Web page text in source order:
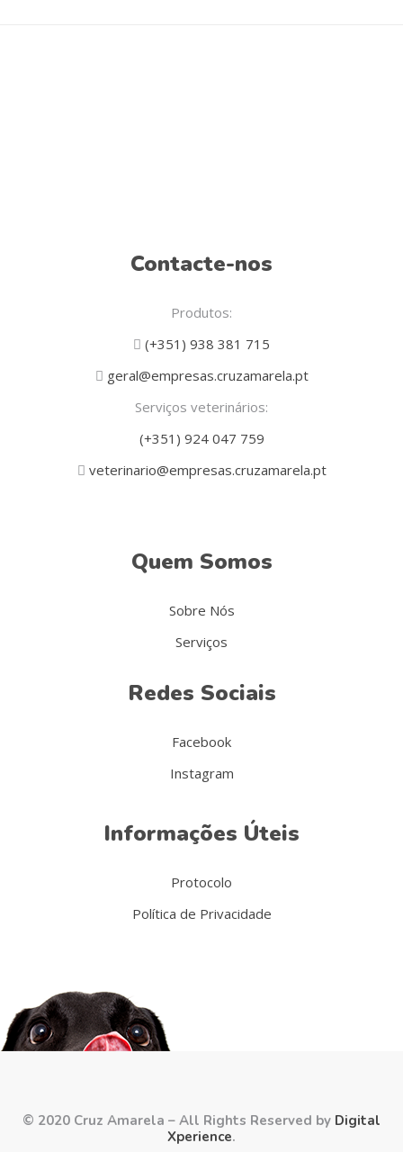
Contacte-nos
Produtos:
(+351) 938 381 715
geral@empresas.cruzamarela.pt
Serviços veterinários:
(+351) 924 047 759
veterinario@empresas.cruzamarela.pt
Quem Somos
Sobre Nós
Serviços
Redes Sociais
Facebook
Instagram
Informações Úteis
Protocolo
Política de Privacidade
© 2020 Cruz Amarela – All Rights Reserved by Digital
Xperience.